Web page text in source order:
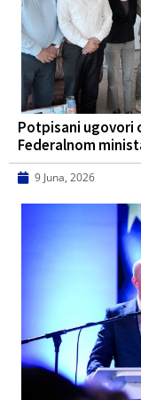
Potpisani ugovori
Federalnom
9 Juna, 2026